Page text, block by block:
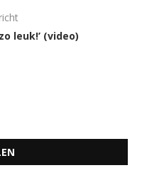
leuk!’ (video)